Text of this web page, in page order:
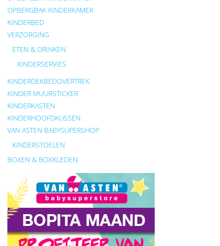
OPBERGBAK KINDERKAMER
KINDERBED
VERZORGING
ETEN & DRINKEN
KINDERSERVIES
KINDERDEKBEDOVERTREK
KINDER MUURSTICKER
KINDERKASTEN
KINDERHOOFDKUSSEN
VAN ASTEN BABYSUPERSHOP
KINDERSTOELEN
BOXEN & BOXKLEDEN